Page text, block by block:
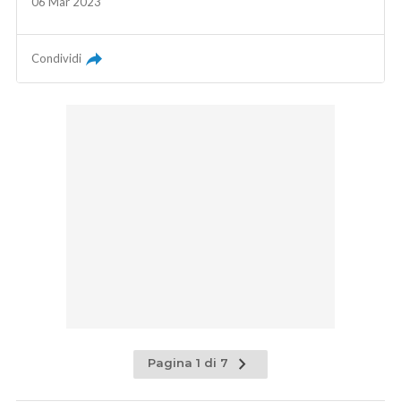
Condividi
Pagina 1 di 7